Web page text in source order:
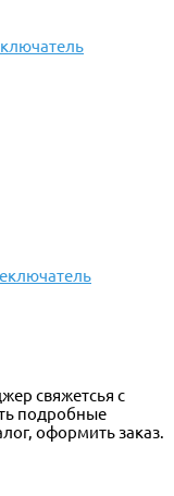
свяжетсья с
подробные
оформить заказ.